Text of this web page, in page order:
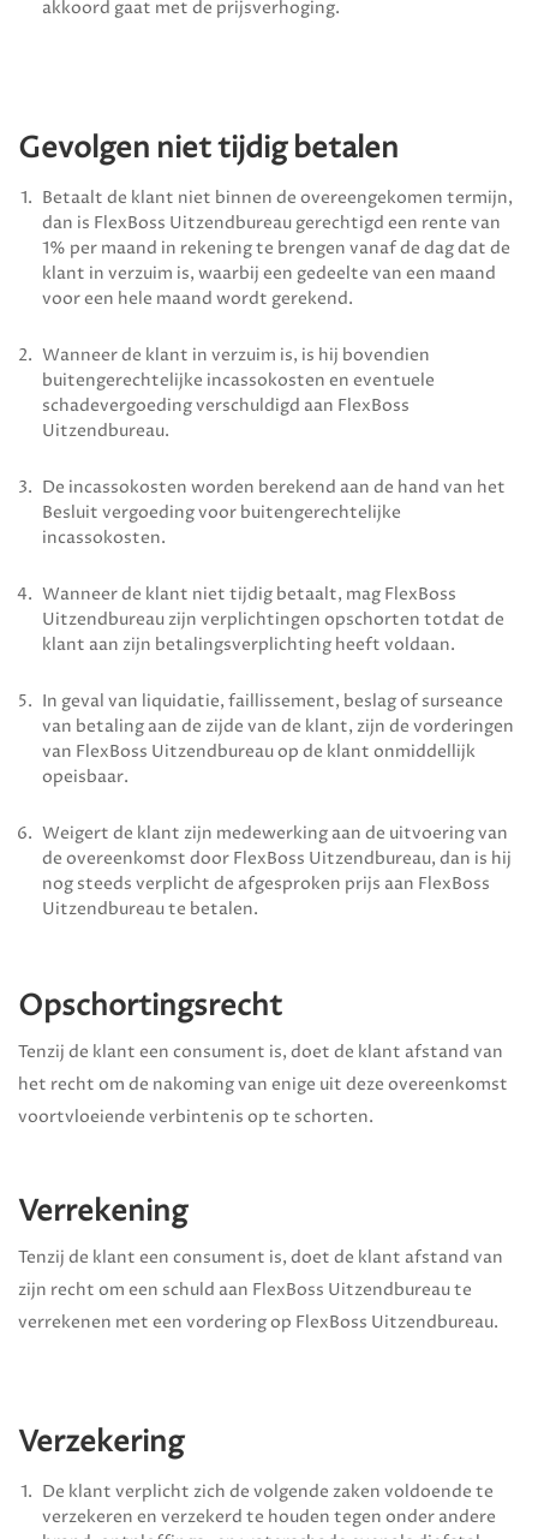
akkoord gaat met de prijsverhoging.
Gevolgen niet tijdig betalen
Betaalt de klant niet binnen de overeengekomen termijn,
dan is FlexBoss Uitzendbureau gerechtigd een rente van
1% per maand in rekening te brengen vanaf de dag dat de
klant in verzuim is, waarbij een gedeelte van een maand
voor een hele maand wordt gerekend.
Wanneer de klant in verzuim is, is hij bovendien
buitengerechtelijke incassokosten en eventuele
schadevergoeding verschuldigd aan FlexBoss
Uitzendbureau.
De incassokosten worden berekend aan de hand van het
Besluit vergoeding voor buitengerechtelijke
incassokosten.
Wanneer de klant niet tijdig betaalt, mag FlexBoss
Uitzendbureauzijn verplichtingen opschorten totdat de
klant aan zijn betalingsverplichting heeft voldaan.
In geval van liquidatie, faillissement, beslag of surseance
van betaling aan de zijde van de klant, zijn de vorderingen
van FlexBoss Uitzendbureauop de klant onmiddellijk
opeisbaar.
Weigert de klant zijn medewerking aan de uitvoering van
de overeenkomst door FlexBoss Uitzendbureau, dan is hij
nog steeds verplicht de afgesproken prijs aan FlexBoss
Uitzendbureaute betalen.
Opschortingsrecht
Tenzij de klant een consument is, doet de klant afstand van
het recht om de nakoming van enige uit deze overeenkomst
voortvloeiende verbintenis op te schorten.
Verrekening
Tenzij de klant een consument is, doet de klant afstand van
zijn recht om een schuld aan FlexBoss Uitzendbureaute
verrekenen met een vordering op FlexBoss Uitzendbureau.
Verzekering
De klant verplicht zich de volgende zaken voldoende te
verzekeren en verzekerd te houden tegen onder andere